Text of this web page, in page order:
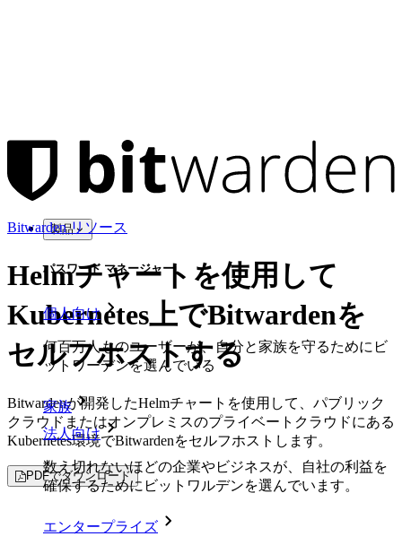
製品
パスワード マネージャー
個人向け
何百万人ものユーザーが、自分と家族を守るためにビ
ットワーデンを選んでいる
家族
法人向け
数え切れないほどの企業やビジネスが、自社の利益を
確保するためにビットワルデンを選んでいます。
エンタープライズ
Bitwarden リソース
Helmチャートを使用して
Kubernetes上でBitwardenを
セルフホストする
Bitwardenが開発したHelmチャートを使用して、パブリック
クラウドまたはオンプレミスのプライベートクラウドにある
Kubernetes環境でBitwardenをセルフホストします。
PDFでダウンロード